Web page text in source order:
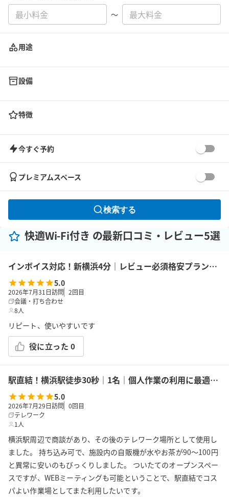
〜
用途
設備
特徴
今すぐ予約
プレミアムスペース
検索する
快適Wi-Fi付き の最新口コミ・レビュー5選
インボイス対応！新横浜4分｜レビュー必須格安プラン｜14席｜土足OK｜Wi-Fi｜43型モニター｜ボドゲ｜面接・勉強｜トイレは女性に嬉しいお部屋外男女別
5.0
2026年7月31日訪問 2回目
会議・打ち合わせ
8人
リピート、使いやすいです
役に立った 0
駅直結！横浜駅徒歩30秒｜1名｜個人作業の利用に最適！エキニア横浜｜5階ハマポート「コワーキングスペース」B
5.0
2026年7月29日訪問 0回目
テレワーク
1人
横浜駅周辺で商談があり、その後のテレワーク場所として使用し
ました。 持ち込み可で、施設内の自販機が水やお茶が90〜100円
と異常に安いのもびっくりしました。 ついたてのオープンスペー
スですが、WEBミーティングも可能ということで、駅直結でコス
パよい作業場としてまた利用したいです。